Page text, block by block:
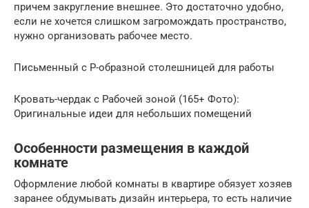
причем закругление внешнее. Это достаточно удобно,
если не хочется слишком загромождать пространство,
нужно организовать рабочее место.
Письменный с Р-образной столешницей для работы
Кровать-чердак с Рабочей зоной (165+ Фото):
Оригинальные идеи для небольших помещений
Особенности размещения в каждой
комнате
Оформление любой комнаты в квартире обязует хозяев
заранее обдумывать дизайн интерьера, то есть наличие